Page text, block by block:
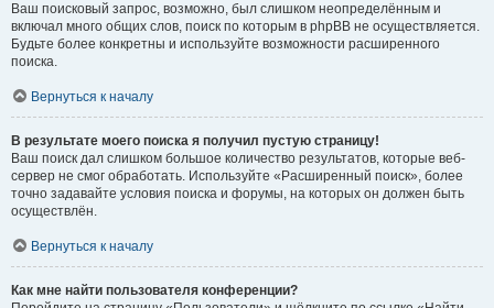
Ваш поисковый запрос, возможно, был слишком неопределённым и
включал много общих слов, поиск по которым в phpBB не осуществляется.
Будьте более конкретны и используйте возможности расширенного
поиска.
Вернуться к началу
В результате моего поиска я получил пустую страницу!
Ваш поиск дал слишком большое количество результатов, которые веб-
сервер не смог обработать. Используйте «Расширенный поиск», более
точно задавайте условия поиска и форумы, на которых он должен быть
осуществлён.
Вернуться к началу
Как мне найти пользователя конференции?